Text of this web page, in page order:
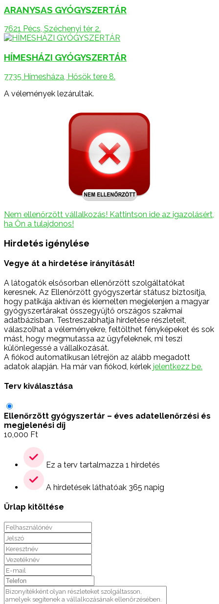
ARANYSAS GYÓGYSZERTÁR
7621 Pécs, Széchenyi tér 2.
HÍMESHÁZI GYÓGYSZERTÁR
7735 Hímesháza, Hősök tere 8.
A vélemények lezárultak.
Nem ellenőrzött vállalkozás! Kattintson ide az igazolásért,
ha Ön a tulajdonos!
Hirdetés igénylése
Vegye át a hirdetése irányítását!
A látogatók elsősorban ellenőrzött szolgáltatókat
keresnek. Az Ellenőrzött gyógyszertár státusz biztosítja,
hogy patikája aktívan és kiemelten megjelenjen a magyar
gyógyszertárakat összegyűjtő országos szakmai
adatbázisban. Testreszabhatja hirdetése részleteit,
válaszolhat a véleményekre, feltölthet fényképeket és sok
mást, hogy megmutassa az ügyfeleknek, mi teszi
különlegessé a vállalkozását.
A fiókod automatikusan létrejön az alább megadott
adatok alapján. Ha már van fiókod, kérlek jelentkezz be.
Terv kiválasztása
Ellenőrzött gyógyszertár – éves adatellenőrzési és
megjelenési díj
10,000 Ft
Ez a terv tartalmazza 1 hirdetés
A hirdetések láthatóak 365 napig
Űrlap kitöltése